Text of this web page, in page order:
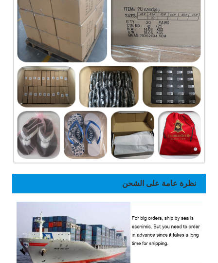
نظرة عامة على الشحن